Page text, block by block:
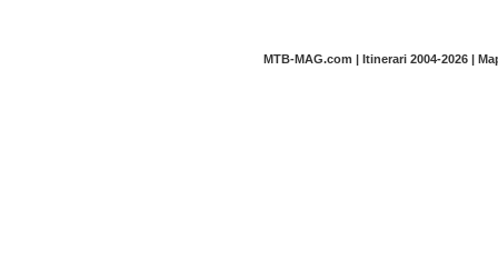
MTB-MAG.com | Itinerari 2004-2026 |